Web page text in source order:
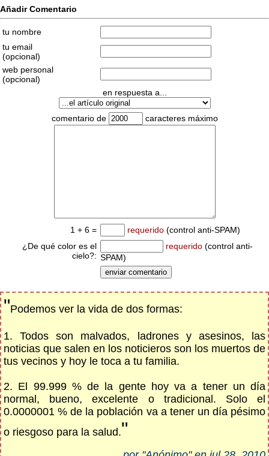
Añadir Comentario
tu nombre
tu email
(opcional)
web personal
(opcional)
en respuesta a...
comentario de caracteres máximo
1 + 6 = requerido (control anti-SPAM)
¿De qué color es el
cielo?:
requerido (control anti-
SPAM)
"Podemos ver la vida de dos formas:
1. Todos son malvados, ladrones y asesinos, las
noticias que salen en los noticieros son los muertos de
tus vecinos y hoy le toca a tu familia.
2. El 99.999 % de la gente hoy va a tener un día
normal, bueno, excelente o tradicional. Solo el
0.0000001 % de la población va a tener un día pésimo
o riesgoso para la salud."